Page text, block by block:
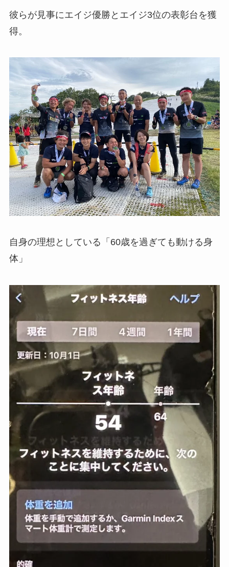
彼らが見事にエイジ優勝とエイジ3位の表彰台を獲
得。
自身の理想としている「60歳を過ぎても動ける身
体」